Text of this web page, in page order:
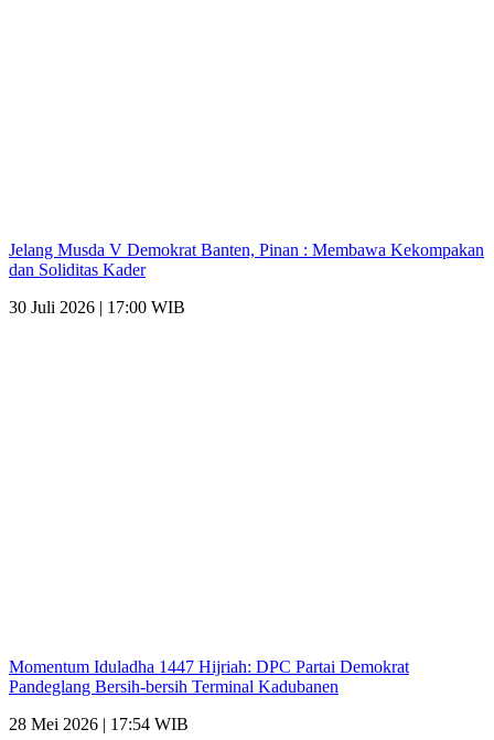
Jelang Musda V Demokrat Banten, Pinan : Membawa Kekompakan
dan Soliditas Kader
30 Juli 2026 | 17:00 WIB
Momentum Iduladha 1447 Hijriah: DPC Partai Demokrat
Pandeglang Bersih-bersih Terminal Kadubanen
28 Mei 2026 | 17:54 WIB